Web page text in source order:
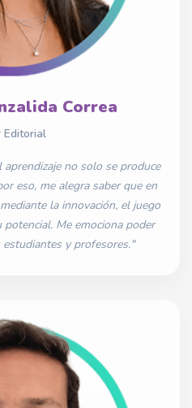
Correa
Editorial
no solo se produce
eso, me alegra saber que en
la innovación, el juego
Me emociona poder
y profesores."